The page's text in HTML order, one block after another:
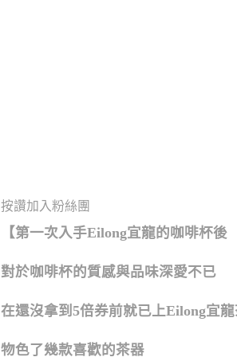
按讚加入粉絲團
【第一次入手Eilong宜龍的咖啡杯後
對於咖啡杯的質感與品味深愛不已
在還沒拿到5倍券前就已上Eilong宜
物色了幾款喜歡的茶器